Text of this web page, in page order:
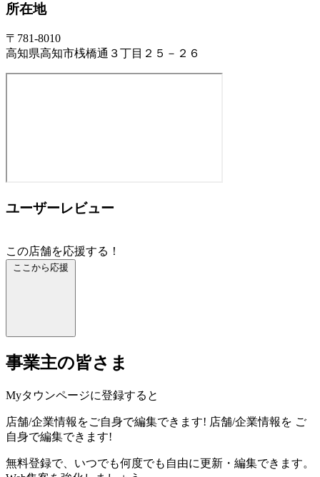
所在地
〒781-8010
高知県高知市桟橋通３丁目２５－２６
ユーザーレビュー
この店舗を応援する！
ここから応援
事業主の皆さま
Myタウンページに登録すると
店舗/企業情報をご自身で編集できます! 店舗/企業情報を ご
自身で編集できます!
無料登録で、いつでも何度でも自由に更新・編集できます。